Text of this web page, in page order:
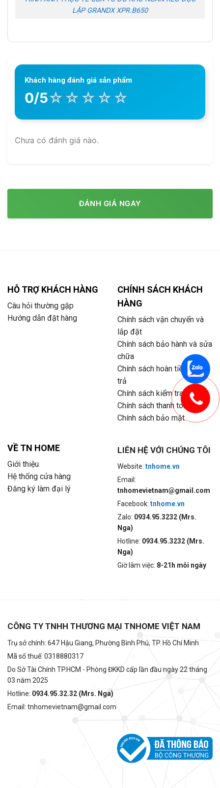
LẬP GRANDX XPR.B650
Khách hàng đánh giá sản phẩm
0/5☆ ☆ ☆ ☆ ☆
Chưa có đánh giá nào.
ĐÁNH GIÁ NGAY
HỖ TRỢ KHÁCH HÀNG
Câu hỏi thường gặp
Hướng dẫn đặt hàng
CHÍNH SÁCH KHÁCH
HÀNG
Chính sách vận chuyển và
lắp đặt
Chính sách bảo hành và sửa
chữa
Chính sách hoàn tiền và đổi
trả
Chính sách kiểm tra hàng
Chính sách thanh toán
Chính sách bảo mật
VỀ TN HOME
Giới thiệu
Hệ thống cửa hàng
Đăng ký làm đại lý
LIÊN HỆ VỚI CHÚNG TÔI
Website: tnhome.vn
Email:
tnhomevietnam@gmail.com
Facebook: tnhome.vn
Zalo: 0934.95.3232 (Mrs.
Nga)
Hotline: 0934.95.3232 (Mrs.
Nga)
Giờ làm việc: 8-21h mỗi ngày
CÔNG TY TNHH THƯƠNG MẠI TNHOME VIỆT NAM
Trụ sở chính: 647 Hậu Giang, Phường Bình Phú, TP. Hồ Chí Minh
Mã số thuế: 0318880317
Do Sở Tài Chính TP.HCM - Phòng ĐKKD cấp lần đầu ngày 22 tháng
03 năm 2025
Hotline: 0934.95.32.32 (Mrs. Nga)
Email: tnhomevietnam@gmail.com